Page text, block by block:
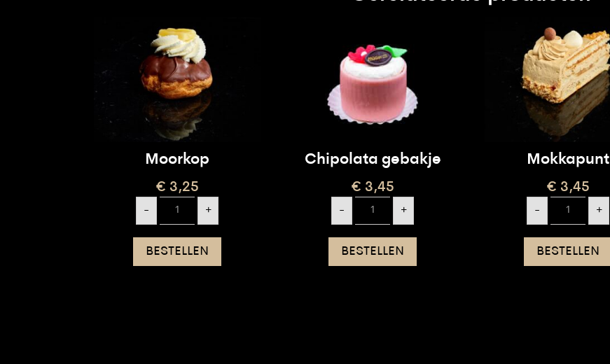
Moorkop
€ 3,25
-
aantal
+
BESTELLEN
Chipolata gebakje
€ 3,45
-
gebakje
aantal
+
BESTELLEN
Mokkapunt
€ 3,45
-
aantal
+
BESTELLEN